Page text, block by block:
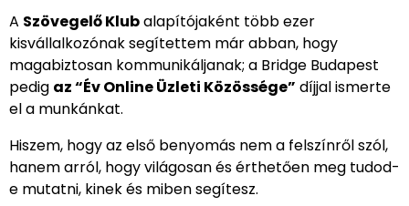
A Szövegelő Klubalapítójaként több ezer
kisvállalkozónak segítettem már abban, hogy
magabiztosan kommunikáljanak; a Bridge Budapest
pedig az “Év Online Üzleti Közössége” díjjal ismerte
el a munkánkat.
Hiszem, hogy az első benyomás nem a felszínről szól,
hanem arról, hogy világosan és érthetően meg tudod-
e mutatni, kinek és miben segítesz.